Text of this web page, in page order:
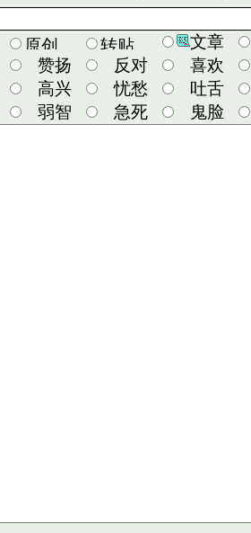
文章
赞扬 反对
喜欢
高兴 忧愁
吐舌
弱智 急死 鬼脸